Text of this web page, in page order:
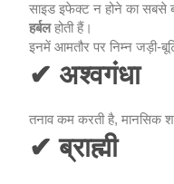
साइड इफेक्ट न होने का सबसे
हर्बलहोती हैं।
इनमें आमतौर पर निम्न जड़ी-
✔ अश्वगंधा
तनाव कम करती है, मानसिक
✔ ब्राह्मी